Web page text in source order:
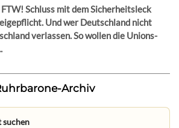
Schluss mit dem Sicherheitsleck
Und wer Deutschland nicht
verlassen. So wollen die Unions-
Archiv
suchen